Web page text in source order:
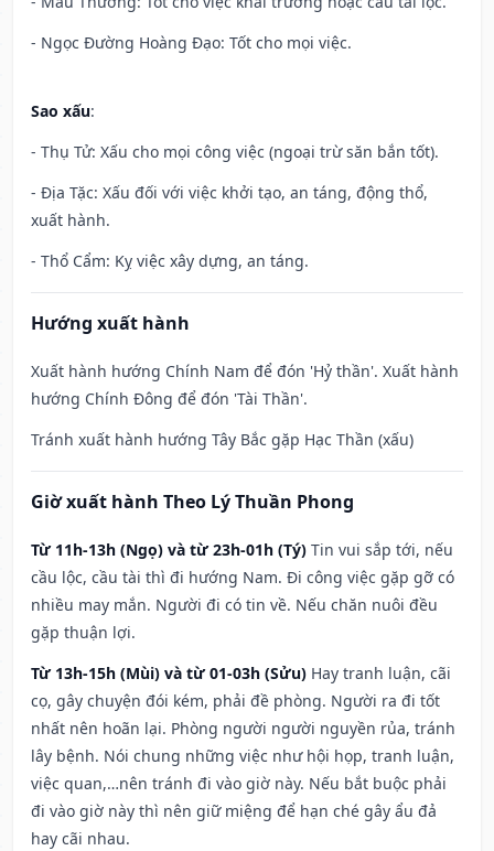
- Ngọc Đường Hoàng Đạo: Tốt cho mọi việc.
Sao xấu:
- Thụ Tử: Xấu cho mọi công việc (ngoại trừ săn bắn tốt).
- Địa Tặc: Xấu đối với việc khởi tạo, an táng, động thổ,
xuất hành.
- Thổ Cẩm: Kỵ việc xây dựng, an táng.
Hướng xuất hành
Xuất hành hướng Chính Nam để đón 'Hỷ thần'. Xuất hành
hướng Chính Đông để đón 'Tài Thần'.
Tránh xuất hành hướng Tây Bắc gặp Hạc Thần (xấu)
Giờ xuất hành Theo Lý Thuần Phong
Từ 11h-13h (Ngọ) và từ 23h-01h (Tý) Tin vui sắp tới, nếu
cầu lộc, cầu tài thì đi hướng Nam. Đi công việc gặp gỡ có
nhiều may mắn. Người đi có tin về. Nếu chăn nuôi đều
gặp thuận lợi.
Từ 13h-15h (Mùi) và từ 01-03h (Sửu) Hay tranh luận, cãi
cọ, gây chuyện đói kém, phải đề phòng. Người ra đi tốt
nhất nên hoãn lại. Phòng người người nguyền rủa, tránh
lây bệnh. Nói chung những việc như hội họp, tranh luận,
việc quan,…nên tránh đi vào giờ này. Nếu bắt buộc phải
đi vào giờ này thì nên giữ miệng để hạn ché gây ẩu đả
hay cãi nhau.